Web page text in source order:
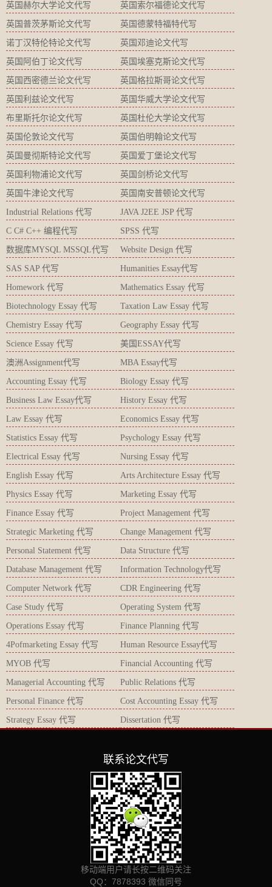
英国赫尔大学论文代写 英国索尔福德论文代写
英国普茨茅斯论文代写 英国德蒙特福特代写
诺丁汉特伦特论文代写 英国邓迪论文代写
英国阿伯丁论文代写 英国埃塞克斯论文代写
英国西密德兰论文代写 英国格拉斯哥论文代写
英国利兹论文代写 英国华威大学论文代写
布里斯托尔论文代写 英国杜伦大学论文代写
英国伦敦论文代写 英国伯明翰论文代写
英国曼彻斯特论文代写 英国爱丁堡论文代写
英国利物浦论文代写 英国剑桥论文代写
英国牛津论文代写 英国南安普顿论文代写
Industrial Relations 代写 JAVA J2EE JSP 代写
C C# C++ 编程代写 SPSS 代写
数据库MYSQL MSSQL代写 Website Design 代写
SAS SAP 代写 Humanities Essay代写
Homework 代写 Mathematics Essay 代写
Biotechnology Essay 代写 Taxation Law Essay 代写
Chemistry Essay 代写 Geography Essay 代写
Science Essay 代写 美国ESSAY代写
澳洲Assignment代写 MBA Essay代写
Accounting Essay 代写 Biology Essay 代写
Business Law Essay代写 History Essay 代写
Law Essay 代写 Economics Essay 代写
Statistics Essay 代写 Psychology Essay 代写
Electrical Essay 代写 Nursing Essay 代写
English Essay 代写 Arts Architecture Essay 代写
Physics Essay 代写 Marketing Essay 代写
Finance Essay 代写 Project Management 代写
Strategic Marketing 代写 Change Management 代写
Personal Statement 代写 Data Structure 代写
Database Management 代写 Information Technology代写
Computer Network 代写 CDR Engineering 代写
Case Study 代写 Operating System 代写
Operations Essay 代写 Finance Planning 代写
4Pofmarketing Essay 代写 Human Resource Essay代写
MYOB 代写 Financial Accounting 代写
Managerial Accounting 代写 Public Relations 代写
Personal Finance 代写 Cost Accounting Essay 代写
Strategy Essay 代写 Dissertation 代写
联系论文代写
移动端用户请长按二维码关注
QQ：7878393 微信同号